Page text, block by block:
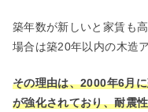
築年数が新しいと家賃も
場合は築20年以内の木造
その理由は、2000年6月
が強化されており、耐震